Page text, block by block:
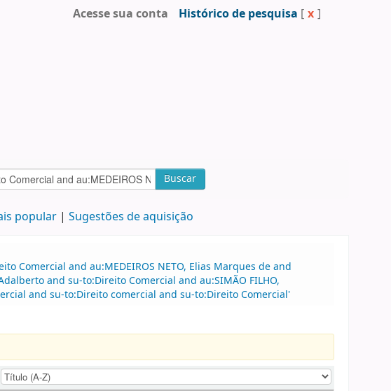
Acesse sua conta Histórico de pesquisa [ x ]
Buscar
popular Sugestões de aquisição
Comercial and au:MEDEIROS NETO, Elias Marques de and
and su-to:Direito Comercial and au:SIMÃO FILHO,
and su-to:Direito comercial and su-to:Direito Comercial'